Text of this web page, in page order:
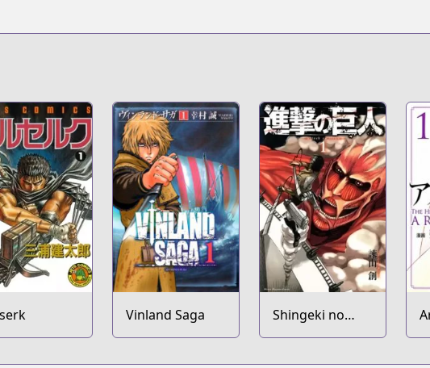
Vinland Saga
Shingeki no
Kyojin